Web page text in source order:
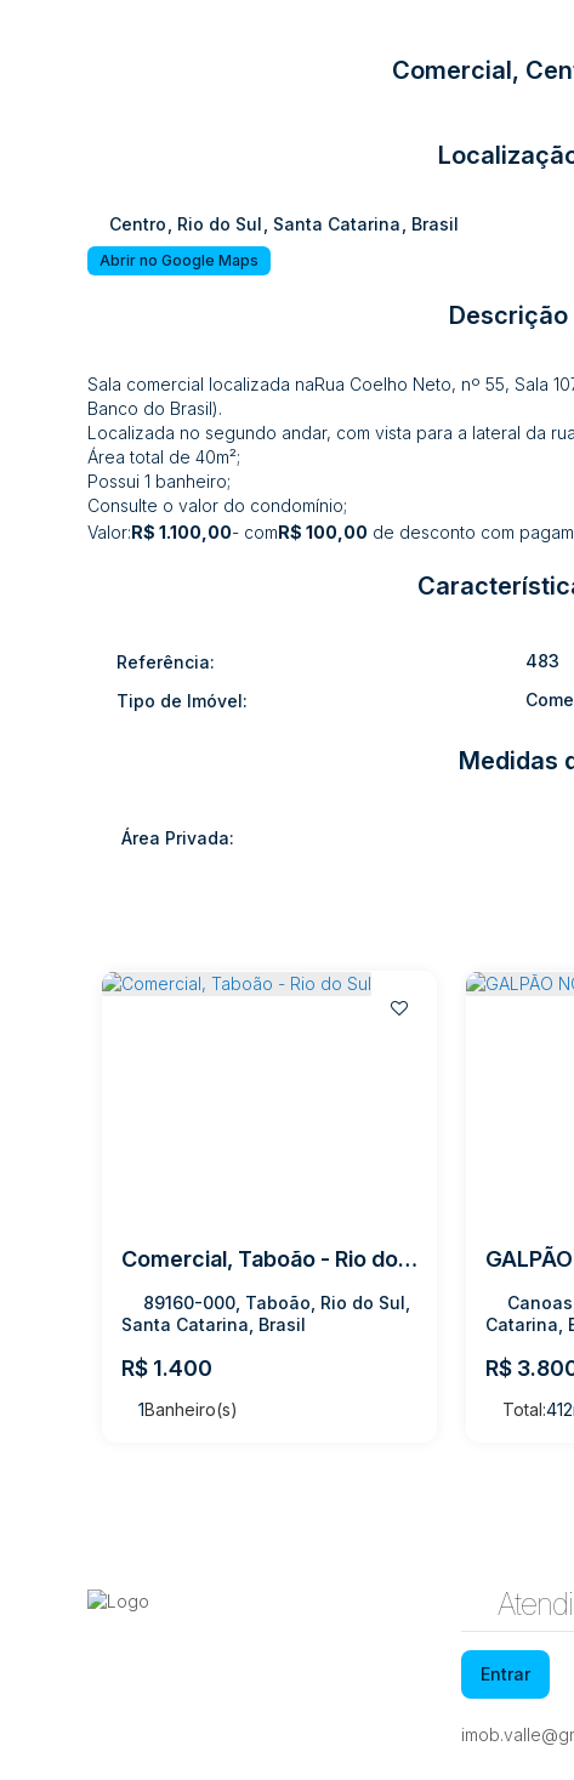
Comercial,
Centro Rio do Sul Santa Catarina Brasil
Abrir no Google Maps
Descrição
Sala comercial localizada naRua Coelho Neto, nº 55, Sala
Banco do Brasil).
Localizada no segundo andar, com vista para a lateral da
Área total de 40m²;
Possui 1 banheiro;
Consulte o valor do condomínio;
Valor:R$ 1.100,00- comR$ 100,00 de desconto com
Referência:
483
Tipo de Imóvel:
Medidas
Área Privada:
Comercial, Taboão - Rio do Sul
R$ 1.400
89160-000, Taboão, Rio do Sul,
Santa Catarina, Brasil
1Banheiro(s)
R$
Catarina,
Total:
Entrar